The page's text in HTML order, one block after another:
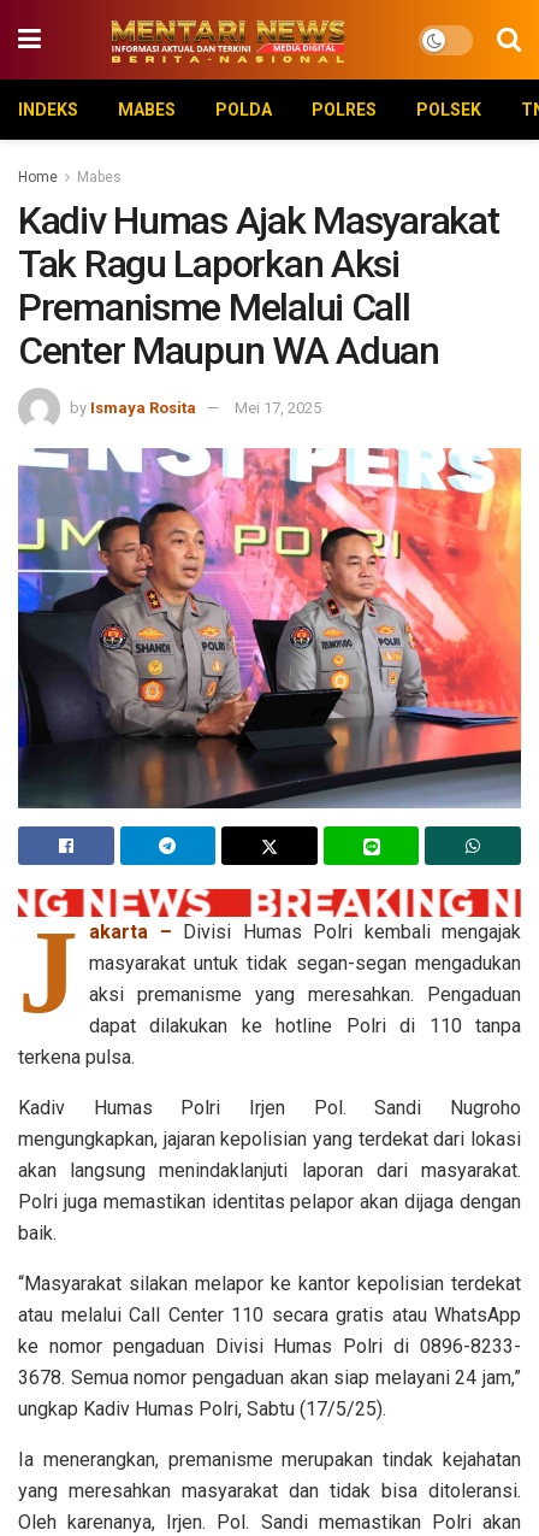
INDEKS MABES POLDA POLRES POLSEK
Home Mabes
Kadiv Humas Ajak Masyarakat
Tak Ragu Laporkan Aksi
Premanisme Melalui Call
Center Maupun WA Aduan
by Ismaya Rosita Mei 17, 2025
J akarta –
Divisi Humas Polri kembali mengajak
masyarakat untuk tidak segan-segan mengadukan
aksi premanisme yang meresahkan. Pengaduan
dapat dilakukan ke hotline Polri di 110 tanpa
terkena pulsa.
Kadiv Humas Polri Irjen Pol. Sandi Nugroho
mengungkapkan, jajaran kepolisian yang terdekat dari lokasi
akan langsung menindaklanjuti laporan dari masyarakat.
Polri juga memastikan identitas pelapor akan dijaga dengan
baik.
“Masyarakat silakan melapor ke kantor kepolisian terdekat
atau melalui Call Center 110 secara gratis atau WhatsApp
ke nomor pengaduan Divisi Humas Polri di 0896-8233-
3678. Semua nomor pengaduan akan siap melayani 24 jam,”
ungkap Kadiv Humas Polri, Sabtu (17/5/25).
Ia menerangkan, premanisme merupakan tindak kejahatan
yang meresahkan masyarakat dan tidak bisa ditoleransi.
Oleh karenanya, Irjen. Pol. Sandi memastikan Polri akan